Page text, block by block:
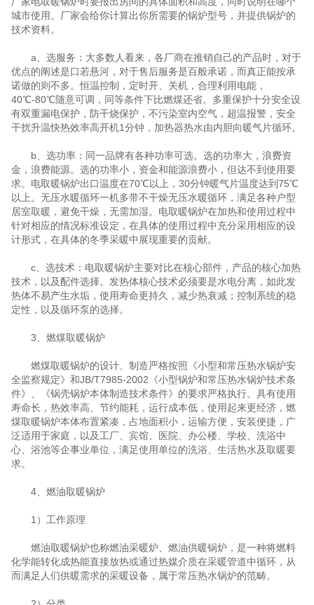
城市使用。厂家会给你计算出你所需要的锅炉型号，并提供锅炉的
技术资料。
a、选服务：大多数人看来，各厂商在推销自己的产品时，对于
优点的阐述是口若悬河，对于售后服务是百般承诺，而真正能按承
诺做的则不多。恒温控制，定时开、关机，合理利用电能，
40℃-80℃随意可调，同等条件下比燃煤还省。多重保护十分安全设
有双重漏电保护，防干烧保护，不污染室内空气，超温报警，安全
干扰升温快热效率高开机1分钟，加热器热水由内胆向暖气片循环。
b、选功率：同一品牌有各种功率可选。选的功率大，浪费资
金，浪费能源。选的功率小，资金和能源浪费小，但达不到使用要
求。电取暖锅炉出口温度在70℃以上，30分钟暖气片温度达到75℃
以上。无压水暖循环一机多带不干燥无压水暖循环，满足各种户型
居室取暖，避免干燥，无需加湿。电取暖锅炉在加热和使用过程中
针对相应的情况标准设定，在具体的使用过程中充分采用相应的设
计形式，在具体的冬季采暖中展现重要的贡献。
c、选技术：电取暖锅炉主要对比在核心部件，产品的核心加热
技术，以及配件选择。发热体核心技术必须要是水电分离，如此发
热体不易产生水垢，使用寿命更持久，减少热衰减；控制系统的稳
定性，以及循环泵的选择。
3、燃煤取暖锅炉
燃煤取暖锅炉的设计、制造严格按照《小型和常压热水锅炉安
全监察规定》和JB/T7985-2002《小型锅炉和常压热水锅炉技术条
件》、《锅壳锅炉本体制造技术条件》的要求严格执行。具有使用
寿命长，热效率高、节约能耗，运行成本低，使用起来更经济，燃
煤取暖锅炉本体布置紧凑，占地面积小，运输方便，安装便捷，广
泛适用于家庭，以及工厂、宾馆、医院、办公楼、学校、洗浴中
心、浴池等企事业单位，满足使用单位的洗浴、生活热水及取暖要
求。
4、燃油取暖锅炉
1）工作原理
燃油取暖锅炉也称燃油采暖炉、燃油供暖锅炉，是一种将燃料
化学能转化成热能直接放热或通过热媒介质在采暖管道中循环，从
而满足人们供暖需求的采暖设备，属于常压热水锅炉的范畴。